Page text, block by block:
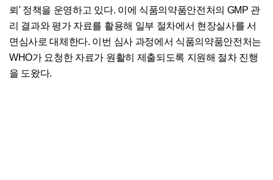
뢰' 정책을 운영하고 있다. 이에 식품의약품안전처의 GMP 관
리 결과와 평가 자료를 활용해 일부 절차에서 현장실사를 서
면심사로 대체한다. 이번 심사 과정에서 식품의약품안전처는
WHO가 요청한 자료가 원활히 제출되도록 지원해 절차 진행
을 도왔다.